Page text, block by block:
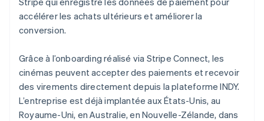
accélérer les achats ultérieurs et améliorer la
conversion.
Grâce à l’onboarding réalisé via Stripe Connect, les
cinémas peuvent accepter des paiements et recevoir
des virements directement depuis la plateforme INDY.
L’entreprise est déjà implantée aux États-Unis, au
Royaume-Uni, en Australie, en Nouvelle-Zélande, dans